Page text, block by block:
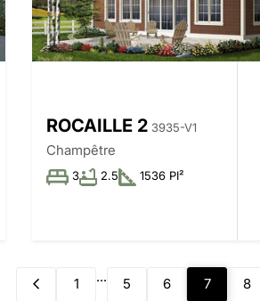
ROCAILLE 2 3935-V1
Champêtre
3 2.5 1536 PI²
1 ... 5 6 7 8